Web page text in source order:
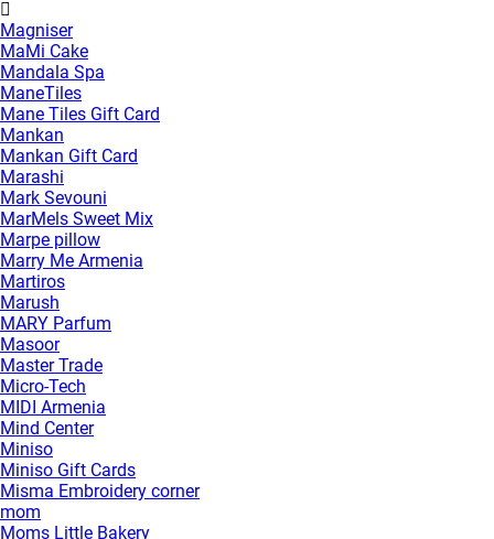
Magniser
MaMi Cake
Mandala Spa
ManeTiles
Mane Tiles Gift Card
Mankan
Mankan Gift Card
Marashi
Mark Sevouni
MarMels Sweet Mix
Marpe pillow
Marry Me Armenia
Martiros
Marush
MARY Parfum
Masoor
Master Trade
Micro-Tech
MIDI Armenia
Mind Center
Miniso
Miniso Gift Cards
Misma Embroidery corner
mom
Moms Little Bakery